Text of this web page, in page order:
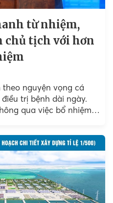
từ nhiệm,
chủ tịch với hơn
nguyện vọng cá
trị bệnh dài ngày.
qua việc bổ nhiệm